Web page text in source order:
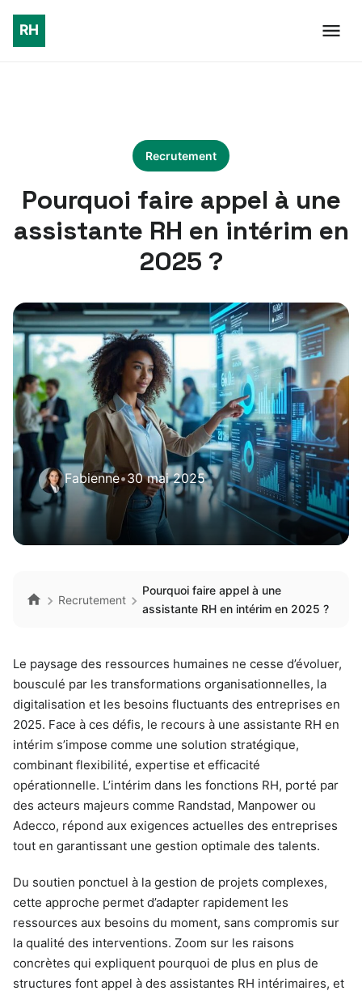
Recrutement
Pourquoi faire appel à une
assistante RH en intérim en
2025 ?
Fabienne•30 mai 2025
Recrutement
Pourquoi faire appel à une
assistante RH en intérim en 2025 ?
Le paysage des ressources humaines ne cesse d’évoluer,
bousculé par les transformations organisationnelles, la
digitalisation et les besoins fluctuants des entreprises en
2025. Face à ces défis, le recours à une assistante RH en
intérim s’impose comme une solution stratégique,
combinant flexibilité, expertise et efficacité
opérationnelle. L’intérim dans les fonctions RH, porté par
des acteurs majeurs comme Randstad, Manpower ou
Adecco, répond aux exigences actuelles des entreprises
tout en garantissant une gestion optimale des talents.
Du soutien ponctuel à la gestion de projets complexes,
cette approche permet d’adapter rapidement les
ressources aux besoins du moment, sans compromis sur
la qualité des interventions. Zoom sur les raisons
concrètes qui expliquent pourquoi de plus en plus de
structures font appel à des assistantes RH intérimaires, et